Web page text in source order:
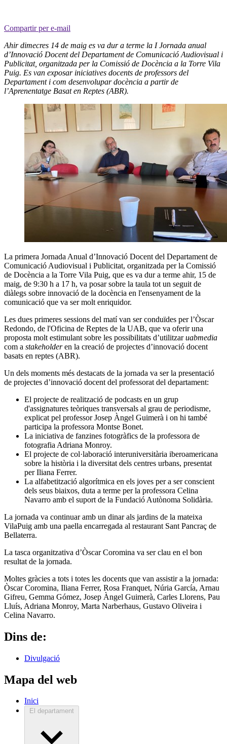
Compartir per e-mail
Ahir dimecres 14 de maig es va dur a terme la I Jornada anual
d’Innovació Docent del Departament de Comunicació Audiovisual i
Publicitat, organitzada per la Comissió de Docència a la Torre Vila
Puig. Es van exposar iniciatives docents de professors del
Departament i com desenvolupar docència a partir de
l’Aprenentatge Basat en Reptes (ABR).
La primera Jornada Anual d’Innovació Docent del Departament de
Comunicació Audiovisual i Publicitat, organitzada per la Comissió
de Docència a la Torre Vila Puig, que es va dur a terme ahir, 15 de
maig, de 9:30 h a 17 h, va posar sobre la taula tot un seguit de
diàlegs sobre innovació de la docència en l'ensenyament de la
comunicació que va ser molt enriquidor.
Les dues primeres sessions del matí van ser conduïdes per l’Òscar
Redondo, de l'Oficina de Reptes de la UAB, que va oferir una
proposta molt estimulant sobre les possibilitats d’utilitzaruabmedia
com a stakeholderen la creació de projectes d’innovació docent
basats en reptes (ABR).
Un dels moments més destacats de la jornada va ser la presentació
de projectes d’innovació docent del professorat del departament:
El projecte de realització de podcasts en un grup
d'assignatures teòriques transversals al grau de periodisme,
explicat pel professor Josep Àngel Guimerà i on hi també
participa la professora Montse Bonet.
La iniciativa de fanzines fotogràfics de la professora de
fotografia Adriana Monroy.
El projecte de col·laboració interuniversitària iberoamericana
sobre la història i la diversitat dels centres urbans, presentat
per Iliana Ferrer.
La alfabetització algorítmica en els joves per a ser conscient
dels seus biaixos, duta a terme per la professora Celina
Navarro amb el suport de la Fundació Autònoma Solidària.
La jornada va continuar amb un dinar als jardins de la mateixa
VilaPuig amb una paella encarregada al restaurant Sant Pancraç de
Bellaterra.
La tasca organitzativa d’Òscar Coromina va ser clau en el bon
resultat de la jornada.
Moltes gràcies a tots i totes les docents que van assistir a la jornada:
Òscar Coromina, Iliana Ferrer, Rosa Franquet, Núria García, Arnau
Gifreu, Gemma Gómez, Josep Àngel Guimerà, Carles Llorens, Pau
Lluís, Adriana Monroy, Marta Narberhaus, Gustavo Oliveira i
Celina Navarro.
Dins de:
Divulgació
Mapa del web
Inici
El departament